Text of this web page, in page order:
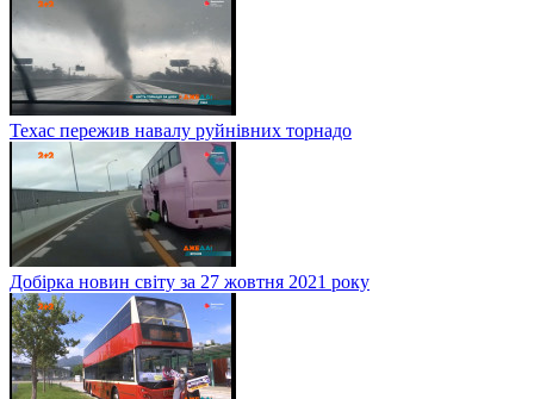
Техас пережив навалу руйнівних торнадо
Добірка новин світу за 27 жовтня 2021 року